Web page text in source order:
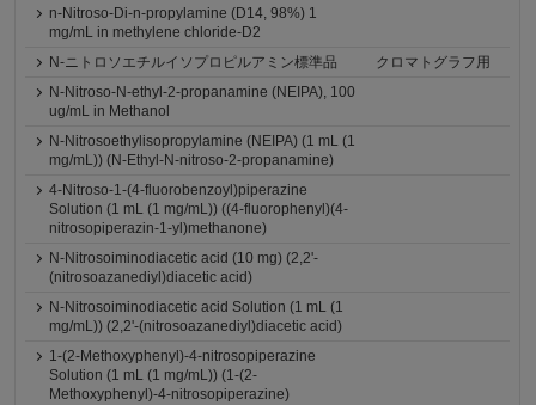
n-Nitroso-Di-n-propylamine (D14, 98%) 1
mg/mL in methylene chloride-D2
N-ニトロソエチルイソプロピルアミン標準品
クロマトグラフ用
N-Nitroso-N-ethyl-2-propanamine (NEIPA), 100
ug/mL in Methanol
N-Nitrosoethylisopropylamine (NEIPA) (1 mL (1
mg/mL)) (N-Ethyl-N-nitroso-2-propanamine)
4-Nitroso-1-(4-fluorobenzoyl)piperazine
Solution (1 mL (1 mg/mL)) ((4-fluorophenyl)(4-
nitrosopiperazin-1-yl)methanone)
N-Nitrosoiminodiacetic acid (10 mg) (2,2'-
(nitrosoazanediyl)diacetic acid)
N-Nitrosoiminodiacetic acid Solution (1 mL (1
mg/mL)) (2,2'-(nitrosoazanediyl)diacetic acid)
1-(2-Methoxyphenyl)-4-nitrosopiperazine
Solution (1 mL (1 mg/mL)) (1-(2-
Methoxyphenyl)-4-nitrosopiperazine)